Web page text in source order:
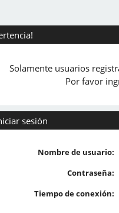
Solamente usuarios
Por favor
sesión
Nombre de usuario:
Contraseña:
Tiempo de conexión: